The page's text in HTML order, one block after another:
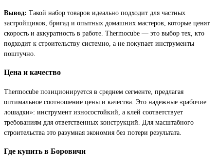
Вывод: Такой набор товаров идеально подходит для частных
застройщиков, бригад и опытных домашних мастеров, которые ценят
скорость и аккуратность в работе. Thermocube — это выбор тех, кто
подходит к строительству системно, а не покупает инструменты
поштучно.
Цена и качество
Thermocube позиционируется в среднем сегменте, предлагая
оптимальное соотношение цены и качества. Это надежные «рабочие
лошадки»: инструмент износостойкий, а клей соответствует
требованиям для ответственных конструкций. Для масштабного
строительства это разумная экономия без потери результата.
Где купить в Боровичи